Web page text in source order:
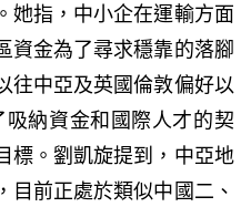
她指，中小企在運輸方面
資金為了尋求穩靠的落腳
往中亞及英國倫敦偏好以
納資金和國際人才的契
標。劉凱旋提到，中亞地
目前正處於類似中國二、